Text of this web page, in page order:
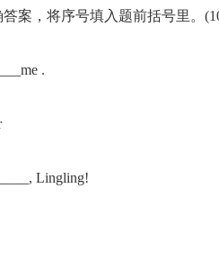
案，将序号填入题前括号里。
.
Lingling!